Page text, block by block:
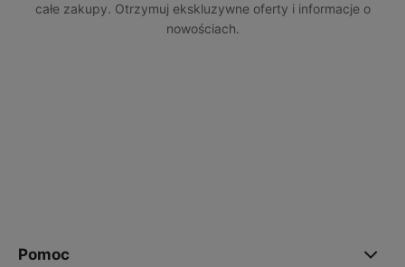
całe zakupy. Otrzymuj ekskluzywne oferty i informacje o
nowościach.
Pomoc